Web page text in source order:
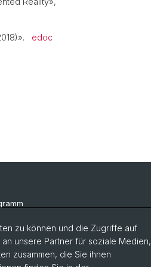
edoc
& Links
zu können und die Zugriffe auf
unsere Partner für soziale Medien,
zusammen, die Sie ihnen